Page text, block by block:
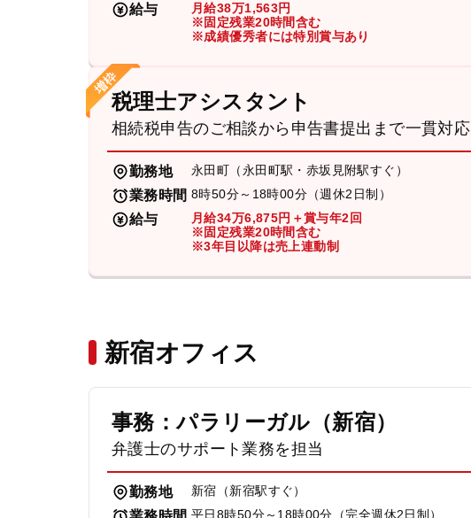
給与
月給38万1,563円
※固定残業20時間含む
※成績優秀者には特別賞与あり
税理士アシスタント
相続税申告のご相談から申告書提出まで一貫対応
勤務地 永田町（永田町駅・赤坂見附駅すぐ）
業務時間 8時50分～18時00分（週休2日制）
給与
月給34万6,875円＋賞与年2回
※固定残業20時間含む
※3年目以降は売上連動制
新宿オフィス
事務：パラリーガル（新宿）
弁護士のサポート業務を担当
勤務地 新宿（新宿駅すぐ）
平日8時50分～18時00分（完全週休2日制）